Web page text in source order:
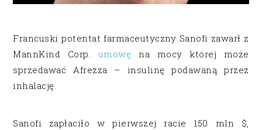
Francuski potentat farmaceutyczny Sanofi zawarł z
MannKind Corp. umowę na mocy której może
sprzedawać Afrezza – insulinę podawaną przez
inhalację.
Sanofi zapłaciło w pierwszej racie 150 mln $,